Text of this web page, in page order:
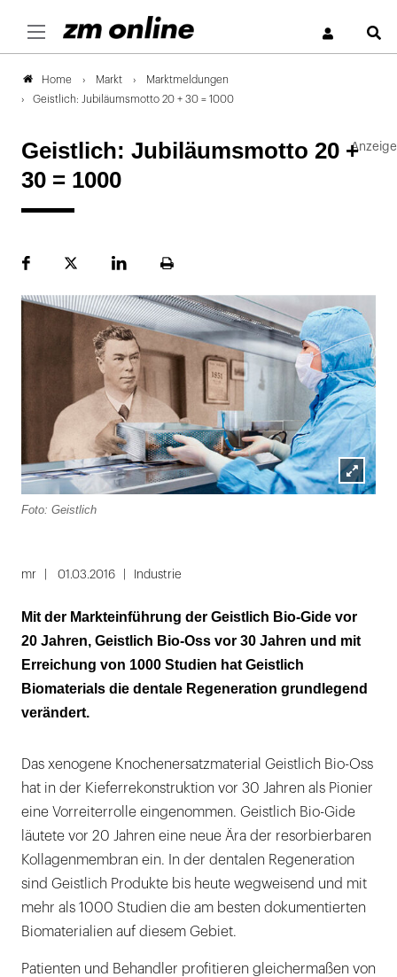
Home Markt
Marktmeldungen
Geistlich: Jubiläumsmotto 20 + 30 = 1000
Geistlich: Jubiläumsmotto 20 +
30 = 1000
FacebookPlattformLinekdInSeite
Lightbox
Foto: Geistlich
mr 01.03.2016 Industrie
Mit der Markteinführung der Geistlich Bio-Gide vor
20 Jahren, Geistlich Bio-Oss vor 30 Jahren und mit
Erreichung von 1000 Studien hat Geistlich
Biomaterials die dentale Regeneration grundlegend
verändert.
Das xenogene Knochenersatzmaterial Geistlich Bio-Oss
hat in der Kieferrekonstruktion vor 30 Jahren als Pionier
eine Vorreiterrolle eingenommen. Geistlich Bio-Gide
läutete vor 20 Jahren eine neue Ära der resorbierbaren
Kollagenmembran ein. In der dentalen Regeneration
sind Geistlich Produkte bis heute wegweisend und mit
mehr als 1000 Studien die am besten dokumentierten
Biomaterialien auf diesem Gebiet.
Patienten und Behandler profitieren gleichermaßen von